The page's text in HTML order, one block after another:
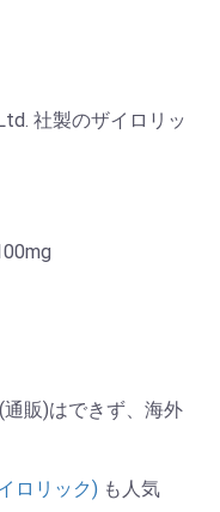
社製のザイロリッ
販)はできず、海外
ロリック) も人気